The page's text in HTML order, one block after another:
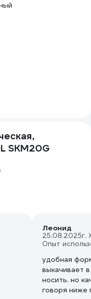
SKM20G
Леонид
25.08.2025г.
Опыт
удобная
выкачивает
носить. но
говоря ниже